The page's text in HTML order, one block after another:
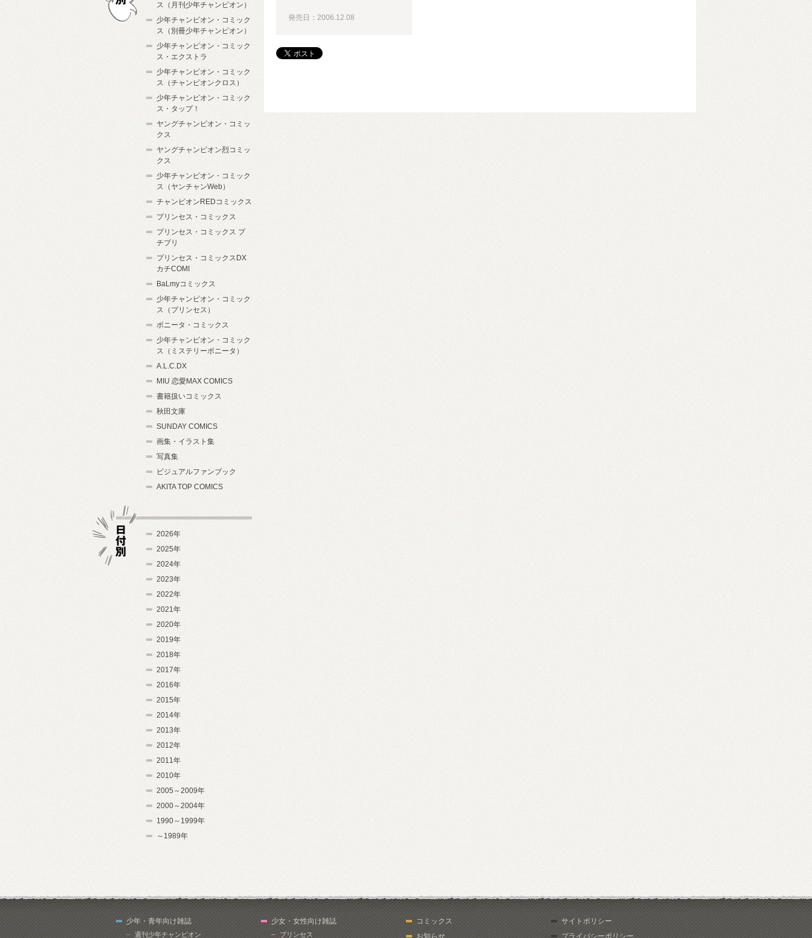
発売日：2006.12.08
ス（月刊少年チャンピオン）
少年チャンピオン・コミック
ス（別冊少年チャンピオン）
少年チャンピオン・コミック
ス・エクストラ
少年チャンピオン・コミック
ス（チャンピオンクロス）
少年チャンピオン・コミック
ス・タップ！
ヤングチャンピオン・コミッ
クス
ヤングチャンピオン烈コミッ
クス
少年チャンピオン・コミック
ス（ヤンチャンWeb）
チャンピオンREDコミックス
プリンセス・コミックス
プリンセス・コミックス プ
チプリ
プリンセス・コミックスDX
カチCOMI
BaLmyコミックス
少年チャンピオン・コミック
ス（プリンセス）
ボニータ・コミックス
少年チャンピオン・コミック
ス（ミステリーボニータ）
A.L.C.DX
MIU 恋愛MAX COMICS
書籍扱いコミックス
秋田文庫
SUNDAY COMICS
画集・イラスト集
写真集
ビジュアルファンブック
AKITA TOP COMICS
2026年
2025年
2024年
2023年
2022年
2021年
2020年
2019年
2018年
2017年
2016年
2015年
2014年
2013年
2012年
2011年
2010年
2005～2009年
2000～2004年
1990～1999年
～1989年
少年・青年向け雑誌
週刊少年チャンピオン
少女・女性向け雑誌
プリンセス
コミックス
お知らせ
サイトポリシー
プライバシーポリシー